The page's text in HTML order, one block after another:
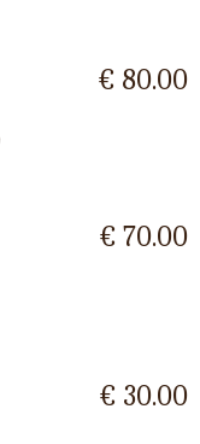
€ 80.00
€ 70.00
€ 30.00